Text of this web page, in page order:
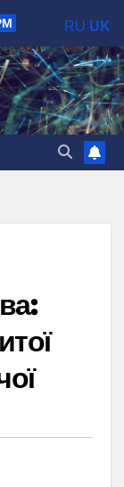
RU UK